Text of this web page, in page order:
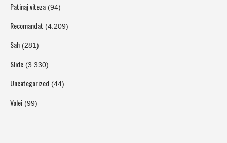
Patinaj viteza (94)
Recomandat (4.209)
Sah (281)
Slide (3.330)
Uncategorized (44)
Volei (99)